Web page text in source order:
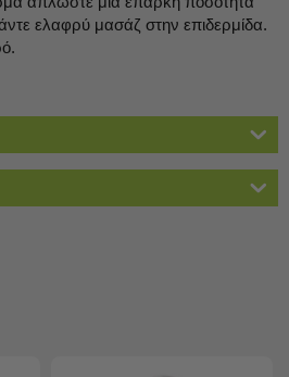
ελαφρύ μασάζ στην επιδερμίδα.